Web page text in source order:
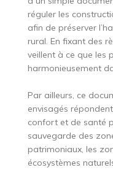
réguler les
afin de préserver
rural. En fixant des
veillent à ce que les
harmonieusement
Par ailleurs, ce
envisagés
confort et de santé
sauvegarde des
patrimoniaux, les
écosystèmes